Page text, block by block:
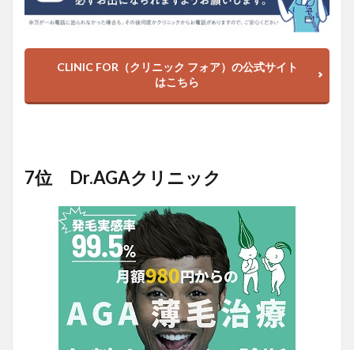
CLINIC FOR（クリニック フォア）の公式サイト
はこちら
7位 Dr.AGAクリニック